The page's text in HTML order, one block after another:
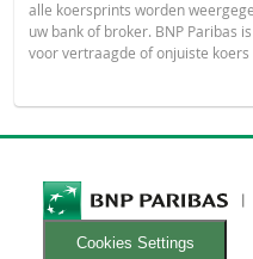
alle koersprints worden
uw bank of broker. BNP Paribas
voor vertraagde of onjuiste
Cookies Settings